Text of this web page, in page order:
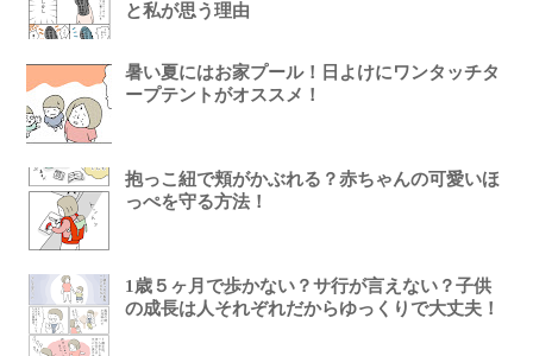
と私が思う理由
暑い夏にはお家プール！日よけにワンタッチタ
ープテントがオススメ！
抱っこ紐で頬がかぶれる？赤ちゃんの可愛いほ
っぺを守る方法！
1歳５ヶ月で歩かない？サ行が言えない？子供
の成長は人それぞれだからゆっくりで大丈夫！